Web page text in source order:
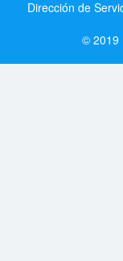
Dirección de
© 2019